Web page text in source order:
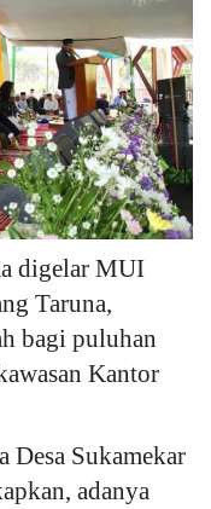
digelar MUI
Taruna,
bagi puluhan
Kantor
Desa Sukamekar
adanya